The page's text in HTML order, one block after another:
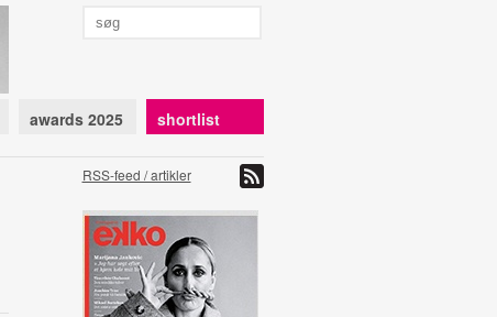
awards 2025 shortlist
RSS-feed / artikler